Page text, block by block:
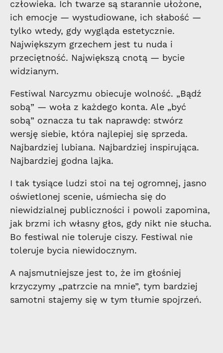
człowieka. Ich twarze są starannie ułożone,
ich emocje — wystudiowane, ich słabość —
tylko wtedy, gdy wygląda estetycznie.
Największym grzechem jest tu nuda i
przeciętność. Największą cnotą — bycie
widzianym.
Festiwal Narcyzmu obiecuje wolność. „Bądź
sobą” — woła z każdego konta. Ale „być
sobą” oznacza tu tak naprawdę: stwórz
wersję siebie, która najlepiej się sprzeda.
Najbardziej lubiana. Najbardziej inspirująca.
Najbardziej godna lajka.
I tak tysiące ludzi stoi na tej ogromnej, jasno
oświetlonej scenie, uśmiecha się do
niewidzialnej publiczności i powoli zapomina,
jak brzmi ich własny głos, gdy nikt nie słucha.
Bo festiwal nie toleruje ciszy. Festiwal nie
toleruje bycia niewidocznym.
A najsmutniejsze jest to, że im głośniej
krzyczymy „patrzcie na mnie”, tym bardziej
samotni stajemy się w tym tłumie spojrzeń.